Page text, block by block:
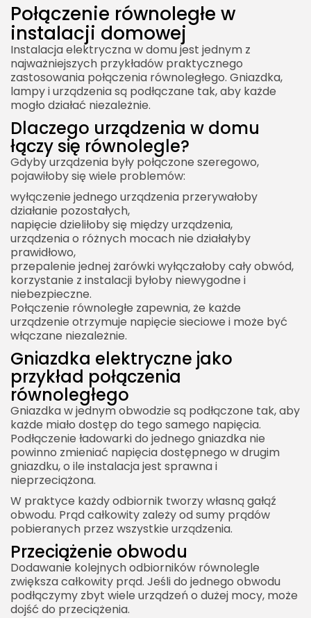
Połączenie równoległe w
instalacji domowej
Instalacja elektryczna w domu jest jednym z
najważniejszych przykładów praktycznego
zastosowania połączenia równoległego. Gniazdka,
lampy i urządzenia są podłączane tak, aby każde
mogło działać niezależnie.
Dlaczego urządzenia w domu
łączy się równolegle?
Gdyby urządzenia były połączone szeregowo,
pojawiłoby się wiele problemów:
wyłączenie jednego urządzenia przerywałoby
działanie pozostałych,
napięcie dzieliłoby się między urządzenia,
urządzenia o różnych mocach nie działałyby
prawidłowo,
przepalenie jednej żarówki wyłączałoby cały obwód,
korzystanie z instalacji byłoby niewygodne i
niebezpieczne.
Połączenie równoległe zapewnia, że każde
urządzenie otrzymuje napięcie sieciowe i może być
włączane niezależnie.
Gniazdka elektryczne jako
przykład połączenia
równoległego
Gniazdka w jednym obwodzie są podłączone tak, aby
każde miało dostęp do tego samego napięcia.
Podłączenie ładowarki do jednego gniazdka nie
powinno zmieniać napięcia dostępnego w drugim
gniazdku, o ile instalacja jest sprawna i
nieprzeciążona.
W praktyce każdy odbiornik tworzy własną gałąź
obwodu. Prąd całkowity zależy od sumy prądów
pobieranych przez wszystkie urządzenia.
Przeciążenie obwodu
Dodawanie kolejnych odbiorników równolegle
zwiększa całkowity prąd. Jeśli do jednego obwodu
podłączymy zbyt wiele urządzeń o dużej mocy, może
dojść do przeciążenia.